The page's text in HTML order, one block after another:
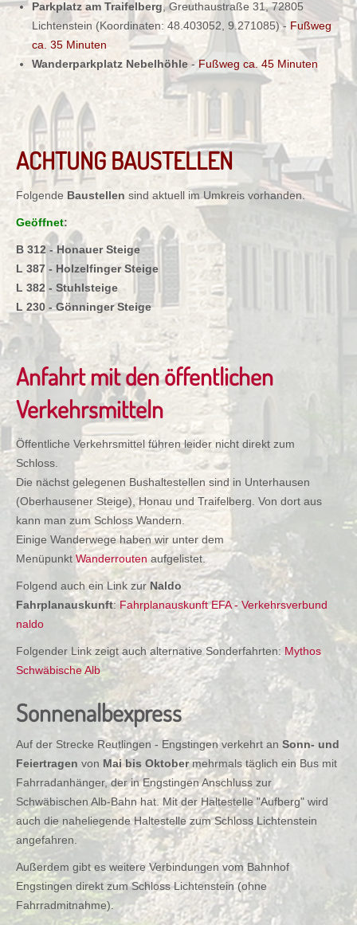
Parkplatz am Traifelberg, Greuthaustraße 31, 72805
Lichtenstein (Koordinaten: 48.403052, 9.271085) - Fußweg
ca. 35 Minuten
Wanderparkplatz Nebelhöhle - Fußweg ca. 45 Minuten
ACHTUNG BAUSTELLEN
Folgende Baustellen sind aktuell im Umkreis vorhanden.
Geöffnet:
B 312 - Honauer Steige
L 387 - Holzelfinger Steige
L 382 - Stuhlsteige
L 230 - Gönninger Steige
Anfahrt mit den öffentlichen
Verkehrsmitteln
Öffentliche Verkehrsmittel führen leider nicht direkt zum
Schloss.
Die nächst gelegenen Bushaltestellen sind in Unterhausen
(Oberhausener Steige), Honau und Traifelberg. Von dort aus
kann man zum Schloss Wandern.
Einige Wanderwege haben wir unter dem
Menüpunkt Wanderrouten aufgelistet.
Folgend auch ein Link zur Naldo
Fahrplanauskunft: Fahrplanauskunft EFA - Verkehrsverbund
naldo
Folgender Link zeigt auch alternative Sonderfahrten: Mythos
Schwäbische Alb
Sonnenalbexpress
Auf der Strecke Reutlingen - Engstingen verkehrt an Sonn- und
Feiertragen von Mai bis Oktobermehrmals täglich ein Bus mit
Fahrradanhänger, der in Engstingen Anschluss zur
Schwäbischen Alb-Bahn hat. Mit der Haltestelle "Aufberg" wird
auch die naheliegende Haltestelle zum Schloss Lichtenstein
angefahren.
Außerdem gibt es weitere Verbindungen vom Bahnhof
Engstingen direkt zum Schloss Lichtenstein (ohne
Fahrradmitnahme).